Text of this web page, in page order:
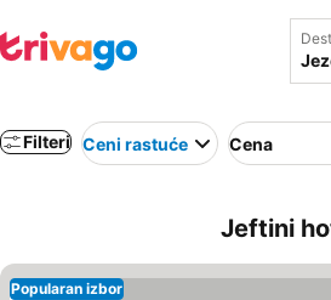
Filteri Ceni rastuće Cena
Jeftini
Popularan izbor